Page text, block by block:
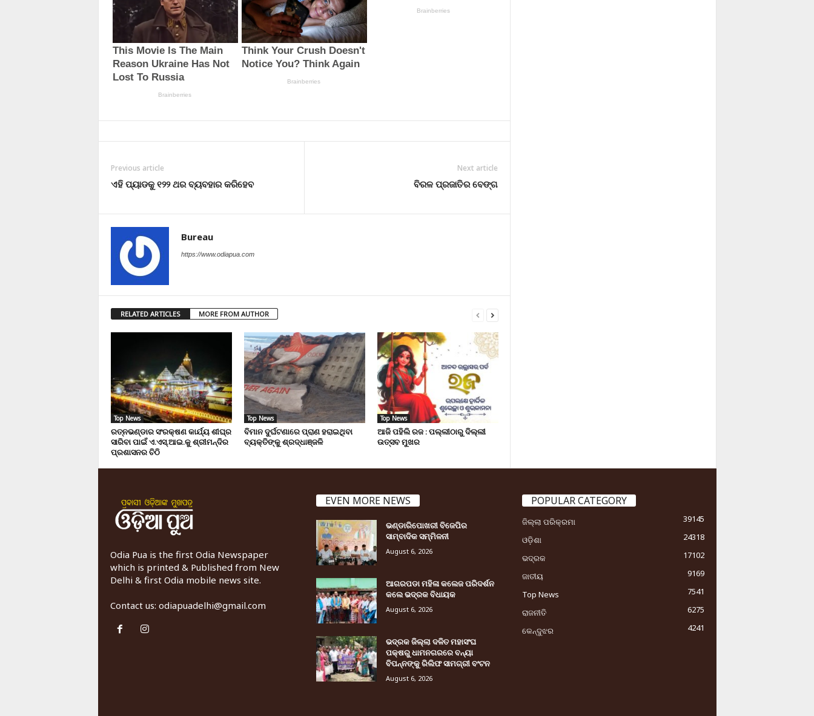
Previous article
ଏହି ପ୍ୟାଡକୁ ୧୨୨ ଥର ବ୍ୟବହାର କରିହେବ
Next article
ବିରଳ ପ୍ରଜାତିର ବେଙ୍ଗ
Bureau
https://www.odiapua.com
RELATED ARTICLES MORE FROM AUTHOR
Top News
ରତ୍ନଭଣ୍ଡାର ସଂରକ୍ଷଣ କାର୍ଯ୍ୟ ଶୀଘ୍ର
ସାରିବା ପାଇଁ ଏ.ଏସ୍.ଆଇ.କୁ ଶ୍ରୀମନ୍ଦିର
ପ୍ରଶାସନର ଚିଠି
Top News
ବିମାନ ଦୁର୍ଘଟଣାରେ ପ୍ରାଣ ହରାଇଥିବା
ବ୍ୟକ୍ତିଙ୍କୁ ଶ୍ରଦ୍ଧାଞ୍ଜଳି
Top News
ଆଜି ପହିଲି ରଜ : ପଲ୍ଲୀଠାରୁ ଦିଲ୍ଲୀ
ଉତ୍ସବ ମୁଖର
Odia Pua is the first Odia Newspaper
which is printed & Published from New
Delhi & first Odia mobile news site.
Contact us: odiapuadelhi@gmail.com
EVEN MORE NEWS
ଭଣ୍ଡାରିପୋଖରୀ ବିଜେପିର
ସାମ୍ବାଦିକ ସମ୍ମିଳନୀ
August 6, 2026
ଆଗରପଡା ମହିଳା କଲେଜ ପରିଦର୍ଶନ
କଲେ ଭଦ୍ରକ ବିଧାୟକ
August 6, 2026
ଭଦ୍ରକ ଜିଲ୍ଲା ଦଳିତ ମହାସଂଘ
ପକ୍ଷରୁ ଧାମନଗରରେ ବନ୍ୟା
ବିପନ୍ନଙ୍କୁ ରିଲିଫ ସାମଗ୍ରୀ ବଂଟନ
August 6, 2026
POPULAR CATEGORY
ଜିଲ୍ଲା ପରିକ୍ରମା
39145
ଓଡ଼ିଶା
24318
ଭଦ୍ରକ
17102
ଜାତୀୟ
9169
Top News
7541
ରାଜନୀତି
6275
କେନ୍ଦୁଝର
4241